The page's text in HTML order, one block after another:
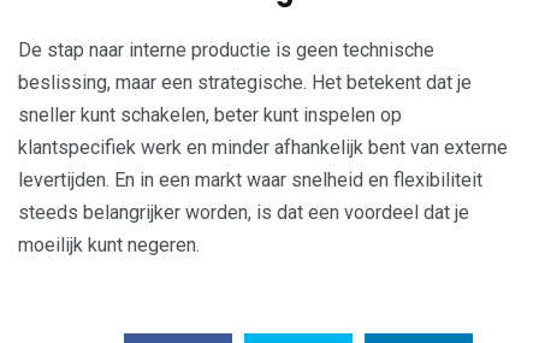
De stap naar interne productie is geen technische
beslissing, maar een strategische. Het betekent dat je
sneller kunt schakelen, beter kunt inspelen op
klantspecifiek werk en minder afhankelijk bent van externe
levertijden. En in een markt waar snelheid en flexibiliteit
steeds belangrijker worden, is dat een voordeel dat je
moeilijk kunt negeren.